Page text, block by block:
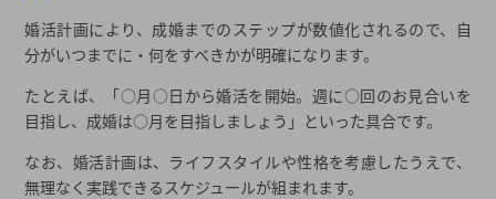
婚活計画により、成婚までのステップが数値化されるので、自
分がいつまでに・何をすべきかが明確になります。
たとえば、「○月○日から婚活を開始。週に○回のお見合いを
目指し、成婚は○月を目指しましょう」といった具合です。
なお、婚活計画は、ライフスタイルや性格を考慮したうえで、
無理なく実践できるスケジュールが組まれます。